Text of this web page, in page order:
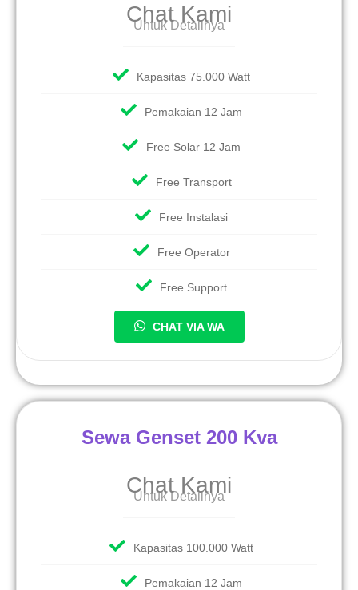
Chat Kami
Untuk Detailnya
Kapasitas 75.000 Watt
Pemakaian 12 Jam
Free Solar 12 Jam
Free Transport
Free Instalasi
Free Operator
Free Support
CHAT VIA WA
Sewa Genset 200 Kva
Chat Kami
Untuk Detailnya
Kapasitas 100.000 Watt
Pemakaian 12 Jam